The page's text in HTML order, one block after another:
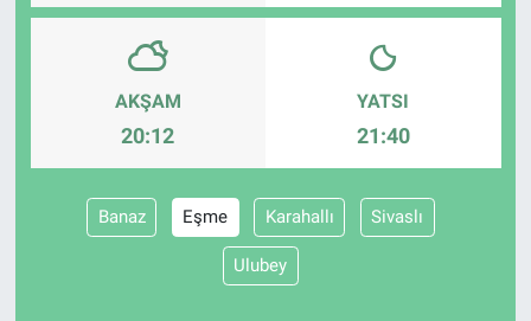
AKŞAM
20:12
YATSI
21:40
Banaz Eşme Karahallı Sivaslı
Ulubey